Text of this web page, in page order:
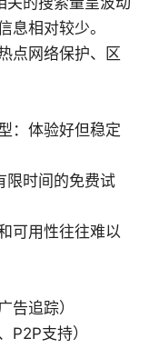
息相对较少。
点网络保护、区
：体验好但稳定
限时间的免费试
可用性往往难以
告追踪）
P2P支持）